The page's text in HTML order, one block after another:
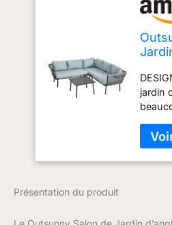
jardin
dans
salon
Présentation du produit